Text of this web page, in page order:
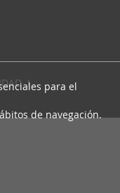
I
para el
de navegación.